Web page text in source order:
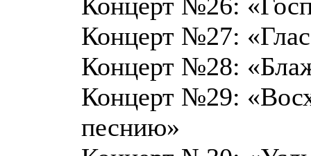
Концерт №27:
Концерт №28:
Концерт №29:
песнию»